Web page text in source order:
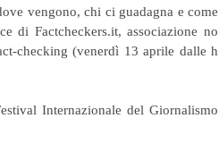
vengono, chi ci guadagna e come
di Factcheckers.it, associazione no
checking (venerdì 13 aprile dalle h
Internazionale del Giornalismo